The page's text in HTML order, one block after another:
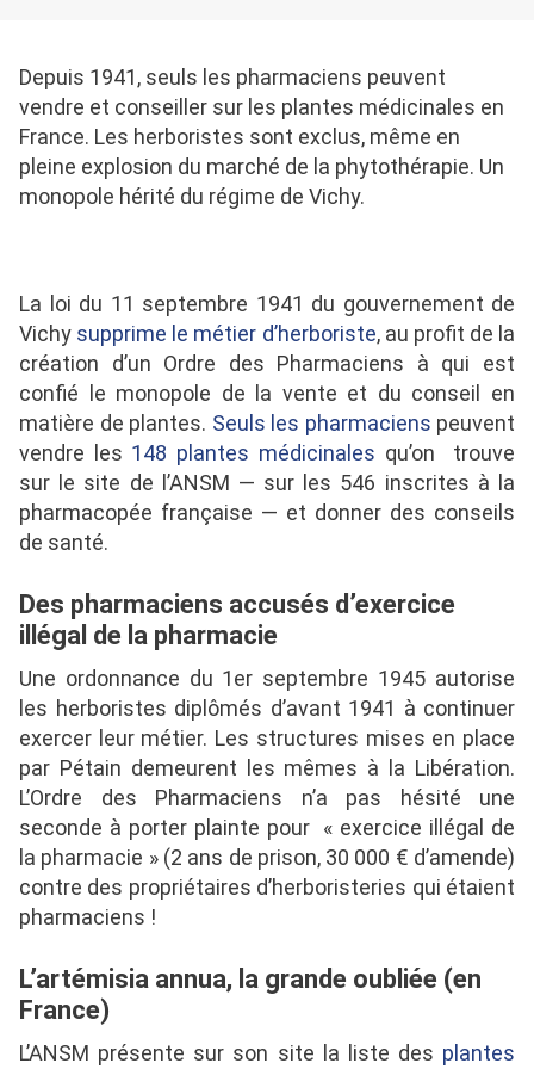
Depuis 1941, seuls les pharmaciens peuvent
vendre et conseiller sur les plantes médicinales en
France. Les herboristes sont exclus, même en
pleine explosion du marché de la phytothérapie. Un
monopole hérité du régime de Vichy.
La loi du 11 septembre 1941 du gouvernement de
Vichy supprime le métier d’herboriste, au profit de la
création d’un Ordre des Pharmaciens à qui est
confié le monopole de la vente et du conseil en
matière de plantes. Seuls les pharmaciens peuvent
vendre les 148 plantes médicinales qu’on trouve
sur le site de l’ANSM — sur les 546 inscrites à la
pharmacopée française — et donner des conseils
de santé.
Des pharmaciens accusés d’exercice
illégal de la pharmacie
Une ordonnance du 1er septembre 1945 autorise
les herboristes diplômés d’avant 1941 à continuer
exercer leur métier. Les structures mises en place
par Pétain demeurent les mêmes à la Libération.
L’Ordre des Pharmaciens n’a pas hésité une
seconde à porter plainte pour « exercice illégal de
la pharmacie » (2 ans de prison, 30 000 € d’amende)
contre des propriétaires d’herboristeries qui étaient
pharmaciens !
L’artémisia annua, la grande oubliée (en
France)
L’ANSM présente sur son site la liste des plantes